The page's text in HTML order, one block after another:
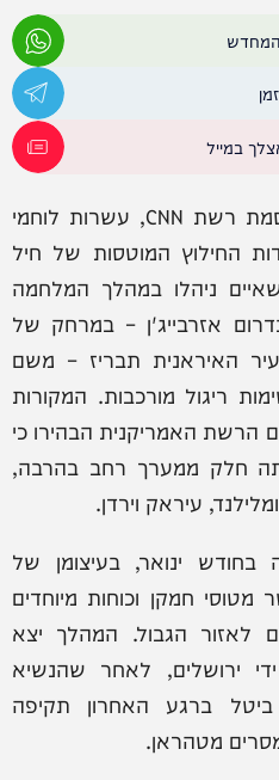
המחדש
במייל
על פי תחקיר מקיף שמפרסמת רשת CNN, עשרות לוחמי
החילוץ המוטסות של חיל
מוסד חשאיים ניהלו במהלך המלחמה
אזרבייג'ן – במרחק של
האיראנית תבריז – משם
ריגול מורכבות. המקורות
הרשת האמריקנית הבהירו כי
חלק ממערך רחב בהרבה,
עיראק וירדן.
בחודש ינואר, בעיצומן של
חמקן וכוחות מיוחדים
לאזור הגבול. המהלך יצא
ירושלים, לאחר שהנשיא
ברגע האחרון תקיפה
מטהראן.